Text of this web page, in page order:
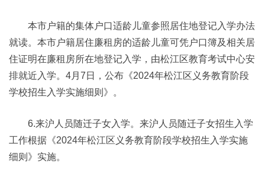
本市户籍的集体户口适龄儿童参照居住地登记入学办法
就读。本市户籍居住廉租房的适龄儿童可凭户口簿及相关居
住证明在廉租房所在地登记入学，由松江区教育考试中心安
排就近入学。4月7日，公布《2024年松江区义务教育阶段
学校招生入学实施细则》。
6.来沪人员随迁子女入学。来沪人员随迁子女招生入学
工作根据《2024年松江区义务教育阶段学校招生入学实施
细则》实施。